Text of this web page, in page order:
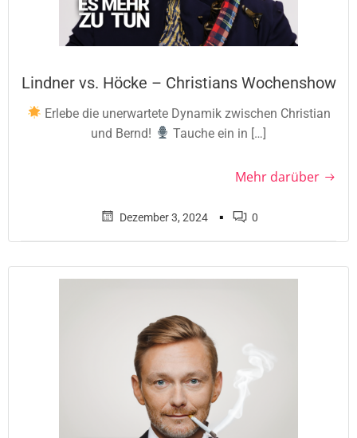
Lindner vs. Höcke – Christians Wochenshow
Erlebe die unerwartete Dynamik zwischen Christian
und Bernd!
Tauche ein in […]
Mehr darüber
Dezember 3, 2024 ▪ 0